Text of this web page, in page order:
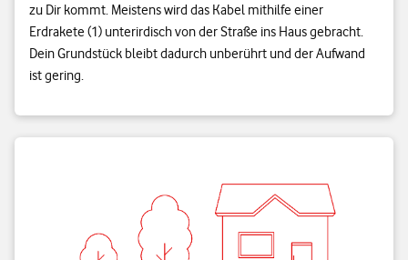
zu Dir kommt. Meistens wird das Kabel mithilfe einer
Erdrakete (1) unterirdisch von der Straße ins Haus gebracht.
Dein Grundstück bleibt dadurch unberührt und der Aufwand
ist gering.